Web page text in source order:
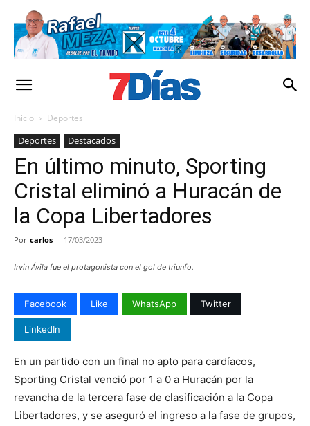
Inicio Deportes
Deportes Destacados
En último minuto, Sporting
Cristal eliminó a Huracán de
la Copa Libertadores
Por carlos - 17/03/2023
Irvin Ávila fue el protagonista con el gol de triunfo.
Facebook Like WhatsApp Twitter
LinkedIn
En un partido con un final no apto para cardíacos,
Sporting Cristal venció por 1 a 0 a Huracán por la
revancha de la tercera fase de clasificación a la Copa
Libertadores, y se aseguró el ingreso a la fase de grupos,